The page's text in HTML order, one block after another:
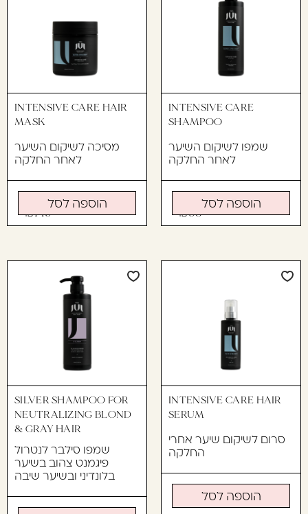
INTENSIVE CARE
SHAMPOO
שמפו לשיקום השיער
לאחר החלקה
95
הוספה לסל
INTENSIVE CARE HAIR
MASK
מסיכה לשיקום השיער
לאחר החלקה
149
הוספה לסל
INTENSIVE CARE HAIR
SERUM
סרום לשיקום שיער אחרי
החלקה
הוספה לסל
SILVER SHAMPOO FOR
NEUTRALIZING BLOND
& GRAY HAIR
שמפו סילבר לנטרול
פיגמנט צהוב בשיער
בלונדיני ובשיער שיבה